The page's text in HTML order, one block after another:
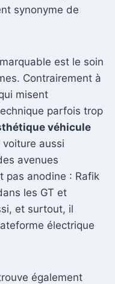
synonyme de
est le soin
Contrairement à
misent
parfois trop
véhicule
aussi
avenues
pas anodine : Rafik
les GT et
et surtout, il
électrique
également